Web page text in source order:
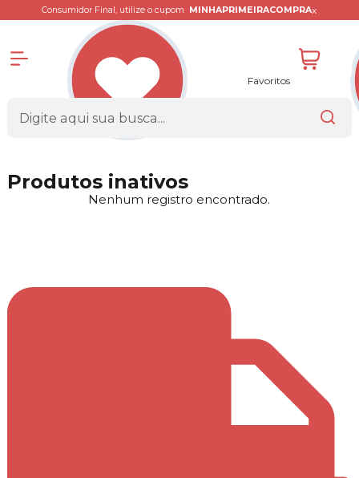
Consumidor Final, utilize o cupom MINHAPRIMEIRACOMPRAx
Favoritos
Produtos inativos
Nenhum registro encontrado.